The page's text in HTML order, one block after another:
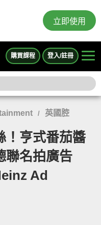
立即使用
購買課程 登入/註冊
/ 英國腔
！亨式番茄醬
聯名拍廣告
Ad